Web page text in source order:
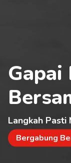
Gapai
Langkah Pasti
Bergabung